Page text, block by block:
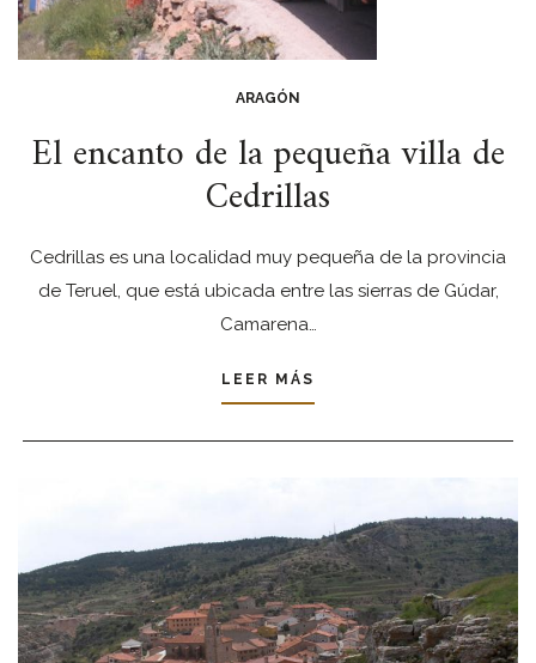
ARAGÓN
El encanto de la pequeña villa de
Cedrillas
Cedrillas es una localidad muy pequeña de la provincia
de Teruel, que está ubicada entre las sierras de Gúdar,
Camarena…
LEER MÁS